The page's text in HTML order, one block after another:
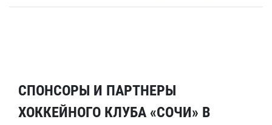
СПОНСОРЫ И ПАРТНЕРЫ
ХОККЕЙНОГО КЛУБА «СОЧИ» В